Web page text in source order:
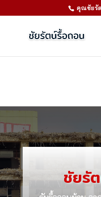
คุณชัยรั
ชัยรั